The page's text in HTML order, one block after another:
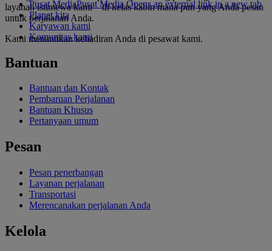
layanan istimewa kami – di kelas kabin mana pun yang Anda pesan
untuk perjalanan Anda.
Kami menantikan kehadiran Anda di pesawat kami.
Pusat MediaPusat Media Opens an external link in a new tab
Planet kita
Karyawan kami
Komunitas kami
Bantuan
Bantuan dan Kontak
Pembaruan Perjalanan
Bantuan Khusus
Pertanyaan umum
Pesan
Pesan penerbangan
Layanan perjalanan
Transportasi
Merencanakan perjalanan Anda
Kelola